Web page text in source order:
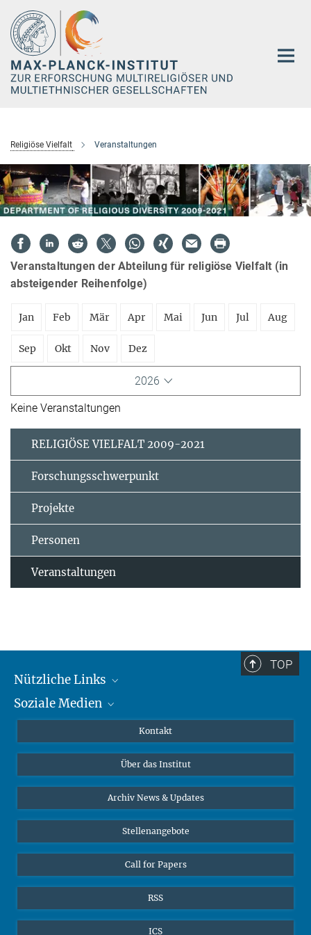
Hauptinhalt
Religiöse Vielfalt Veranstaltungen
Veranstaltungen der Abteilung für religiöse Vielfalt (in
absteigender Reihenfolge)
Jan Feb Mär Apr Mai Jun Jul Aug
Sep Okt Nov Dez
2026
Keine Veranstaltungen
RELIGIÖSE VIELFALT 2009-2021
Forschungsschwerpunkt
Projekte
Personen
Veranstaltungen
TOP
Nützliche Links
MMG Alumni Corner
Online-Vorträge
Interviews zum Thema "Diversity"
Soziale Medien
Bluesky
Kontakt
Über das Institut
Archiv News & Updates
Stellenangebote
Call for Papers
RSS
ICS